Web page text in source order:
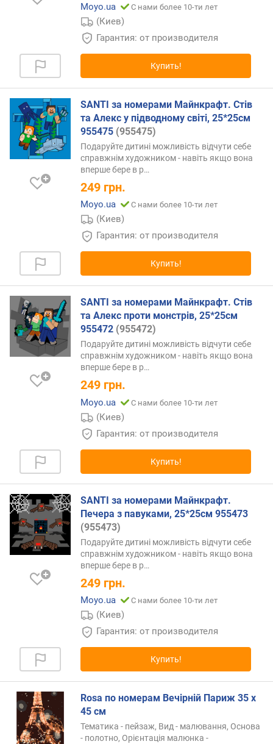
Moyo.ua С нами более 10-ти лет
(Киев)
Гарантия: от производителя
Купить!
SANTI за номерами Майнкрафт. Стів
та Алекс у підводному світі, 25*25см
955475 (955475)
Подаруйте дитині можливість відчути себе
справжнім художником - навіть якщо вона
вперше бере в р…
249 грн.
Moyo.ua С нами более 10-ти лет
(Киев)
Гарантия: от производителя
Купить!
SANTI за номерами Майнкрафт. Стів
та Алекс проти монстрів, 25*25см
955472 (955472)
Подаруйте дитині можливість відчути себе
справжнім художником - навіть якщо вона
вперше бере в р…
249 грн.
Moyo.ua С нами более 10-ти лет
(Киев)
Гарантия: от производителя
Купить!
SANTI за номерами Майнкрафт.
Печера з павуками, 25*25см 955473
(955473)
Подаруйте дитині можливість відчути себе
справжнім художником - навіть якщо вона
вперше бере в р…
249 грн.
Moyo.ua С нами более 10-ти лет
(Киев)
Гарантия: от производителя
Купить!
Rosa по номерам Вечірній Париж 35 х
45 см
Тематика - пейзаж, Вид - малювання, Основа
- полотно, Орієнтація малюнка -